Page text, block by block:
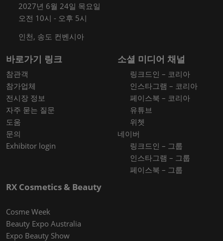
2027년 6월 24일 목요일
오전 10시 - 오후 5시
인천, 송도 컨벤시아
바로가기 링크
참관객
참가업체
전시장 정보
자주 묻는 질문
도움
문의
Exhibitor login
소셜 미디어 채널
링크드인 – 코리아
인스타그램 – 코리아
페이스북 – 코리아
유튜브
위쳇
네이버
링크드인 – 그룹
인스타그램 – 그룹
페이스북 – 그룹
RX Cosmetics & Beauty
Cosme Week
Beauty Expo Australia
Expo Beauty Show